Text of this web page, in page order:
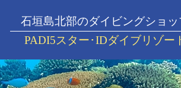
石垣島北部のダイビングショッ
PADI5スター･IDダイブリゾー